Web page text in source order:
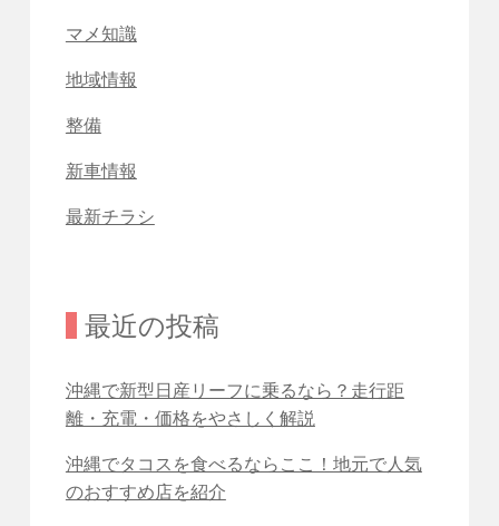
マメ知識
地域情報
整備
新車情報
最新チラシ
最近の投稿
沖縄で新型日産リーフに乗るなら？走行距
離・充電・価格をやさしく解説
沖縄でタコスを食べるならここ！地元で人気
のおすすめ店を紹介